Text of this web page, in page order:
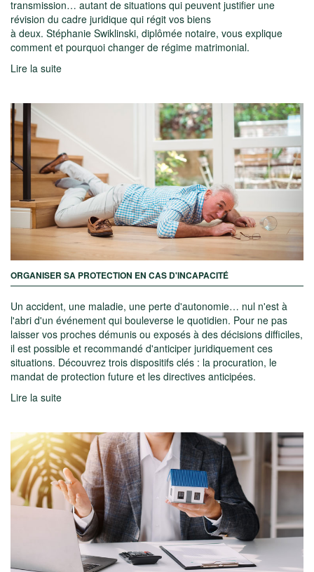
transmission… autant de situations qui peuvent justifier une
révision du cadre juridique qui régit vos biens
à deux. Stéphanie Swiklinski, diplômée notaire, vous explique
comment et pourquoi changer de régime matrimonial.
Lire la suite
ORGANISER SA PROTECTION EN CAS D'INCAPACITÉ
Un accident, une maladie, une perte d'autonomie… nul n'est à
l'abri d'un événement qui bouleverse le quotidien. Pour ne pas
laisser vos proches démunis ou exposés à des décisions difficiles,
il est possible et recommandé d'anticiper juridiquement ces
situations. Découvrez trois dispositifs clés : la procuration, le
mandat de protection future et les directives anticipées.
Lire la suite